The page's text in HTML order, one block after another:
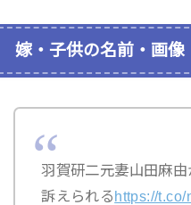
嫁・子供の名前・画像
羽賀研二元妻山田麻
訴えられるhttps://